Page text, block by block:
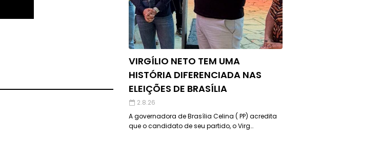
VIRGÍLIO NETO TEM UMA
HISTÓRIA DIFERENCIADA NAS
ELEIÇÕES DE BRASÍLIA
2.8.26
A governadora de Brasília Celina ( PP) acredita
que o candidato de seu partido, o Virg…